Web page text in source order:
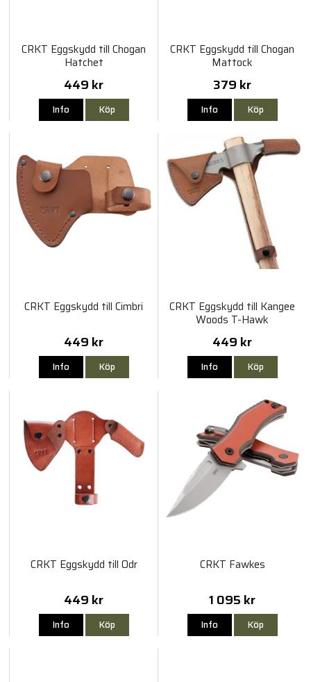
CRKT Eggskydd till Chogan
Hatchet
449 kr
Info Köp
CRKT Eggskydd till Chogan
Mattock
379 kr
Info Köp
CRKT Eggskydd till Cimbri
449 kr
Info Köp
CRKT Eggskydd till Kangee
Woods T-Hawk
449 kr
Info Köp
CRKT Eggskydd till Odr
449 kr
Info Köp
CRKT Fawkes
1 095 kr
Info Köp